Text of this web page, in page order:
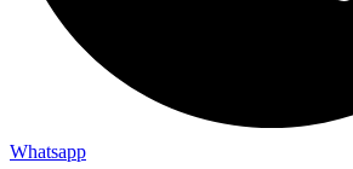
Whatsapp